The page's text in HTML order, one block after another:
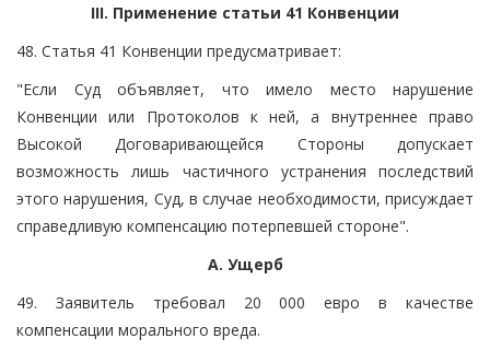
III. Применение статьи 41 Конвенции
48. Статья 41 Конвенции предусматривает:
"Если Суд объявляет, что имело место нарушение
Конвенции или Протоколов к ней, а внутреннее право
Высокой Договаривающейся Стороны допускает
возможность лишь частичного устранения последствий
этого нарушения, Суд, в случае необходимости, присуждает
справедливую компенсацию потерпевшей стороне".
A. Ущерб
49. Заявитель требовал 20 000 евро в качестве
компенсации морального вреда.